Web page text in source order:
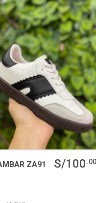
ZA91 S/100 .00